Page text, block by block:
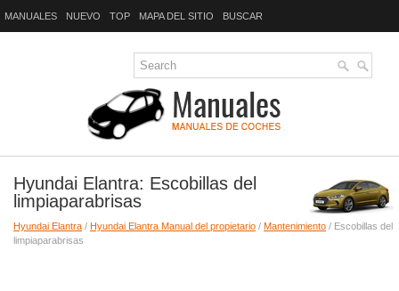
MANUALES NUEVO TOP MAPA DEL SITIO BUSCAR
Hyundai Elantra: Escobillas del
limpiaparabrisas
Hyundai Elantra / Hyundai Elantra Manual del propietario / Mantenimiento / Escobillas del
limpiaparabrisas